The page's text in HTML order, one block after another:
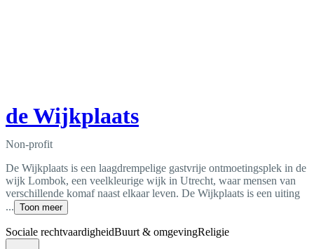
de Wijkplaats
Non-profit
De Wijkplaats is een laagdrempelige gastvrije ontmoetingsplek in de
wijk Lombok, een veelkleurige wijk in Utrecht, waar mensen van
verschillende komaf naast elkaar leven. De Wijkplaats is een uiting
... Toon meer
Sociale rechtvaardigheidBuurt & omgevingReligie